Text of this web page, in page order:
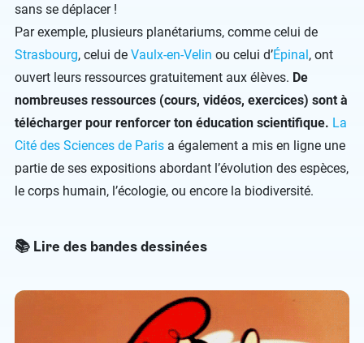
sans se déplacer !
Par exemple, plusieurs planétariums, comme celui de
Strasbourg, celui de Vaulx-en-Velin ou celui d’Épinal, ont
ouvert leurs ressources gratuitement aux élèves. De
nombreuses ressources (cours, vidéos, exercices) sont à
télécharger pour renforcer ton éducation scientifique. La
Cité des Sciences de Paris a également a mis en ligne une
partie de ses expositions abordant l’évolution des espèces,
le corps humain, l’écologie, ou encore la biodiversité.
📚 Lire des bandes dessinées